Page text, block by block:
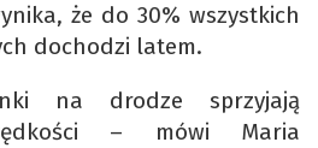
że do 30% wszystkich
dochodzi latem.
na drodze sprzyjają
– mówi Maria